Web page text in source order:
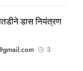
डास नियंत्रण
3